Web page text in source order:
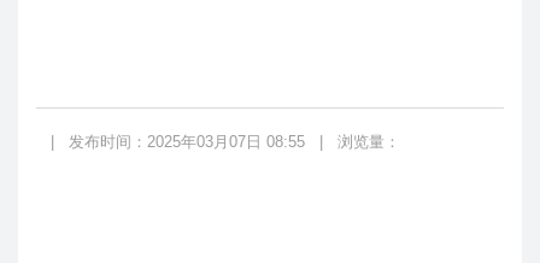
发布时间：2025年03月07日 08:55 浏览量：